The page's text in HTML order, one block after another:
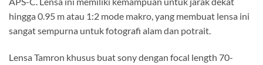
hingga 0.95 m atau 1:2 mode makro, yang membuat lensa ini
sangat sempurna untuk fotografi alam dan potrait.
Lensa Tamron khusus buat sony dengan focal length 70-